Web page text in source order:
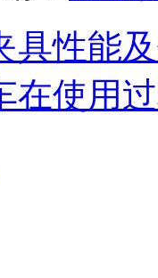
具性能
在使用